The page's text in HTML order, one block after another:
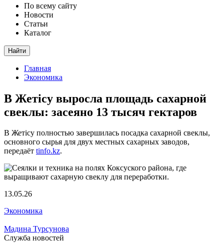
По всему сайту
Новости
Статьи
Каталог
Найти
Главная
Экономика
В Жетісу выросла площадь сахарной
свеклы: засеяно 13 тысяч гектаров
В Жетісу полностью завершилась посадка сахарной свеклы,
основного сырья для двух местных сахарных заводов,
передаёт tinfo.kz.
13.05.26
Экономика
Мадина Турсунова
Служба новостей